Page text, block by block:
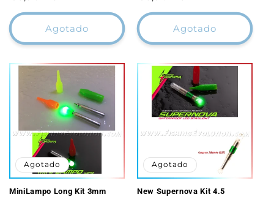
habitual
Agotado
habitual
Agotado
Agotado
MiniLampo Long Kit 3mm
Agotado
New Supernova Kit 4.5